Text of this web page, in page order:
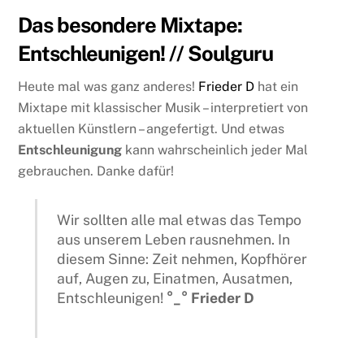
Das besondere Mixtape:
Entschleunigen! // Soulguru
Heute mal was ganz anderes! Frieder D hat ein
Mixtape mit klassischer Musik – interpretiert von
aktuellen Künstlern – angefertigt. Und etwas
Entschleunigung kann wahrscheinlich jeder Mal
gebrauchen. Danke dafür!
Wir sollten alle mal etwas das Tempo
aus unserem Leben rausnehmen. In
diesem Sinne: Zeit nehmen, Kopfhörer
auf, Augen zu, Einatmen, Ausatmen,
Entschleunigen! °_° Frieder D